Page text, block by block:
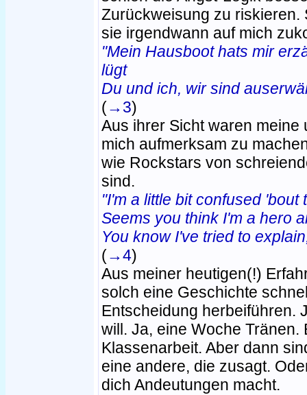
Zurückweisung zu riskieren.
sie irgendwann auf mich
"Mein Hausboot hats mir
lügt
Du und ich, wir sind
(→3)
Aus ihrer Sicht waren
mich aufmerksam zu
wie Rockstars von
sind.
"I'm a little bit confused
Seems you think I'm a hero
You know I've tried to
(→4)
Aus meiner heutigen(!)
solch eine Geschichte
Entscheidung herbeiführen.
will. Ja, eine Woche Tränen.
Klassenarbeit. Aber dann
eine andere, die zusagt.
dich Andeutungen macht.